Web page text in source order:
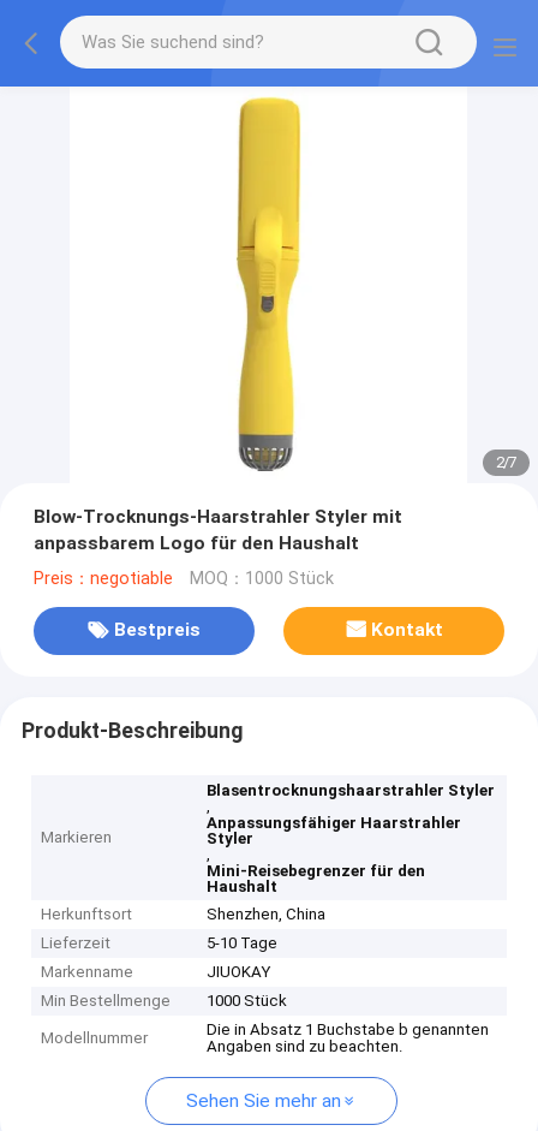
2/7
Blow-Trocknungs-Haarstrahler Styler mit
anpassbarem Logo für den Haushalt
Preis：negotiable MOQ：1000 Stück
Bestpreis Kontakt
Produkt-Beschreibung
Markieren
Blasentrocknungshaarstrahler Styler
,
Anpassungsfähiger Haarstrahler
Styler
,
Mini-Reisebegrenzer für den
Haushalt
Herkunftsort
Shenzhen, China
Lieferzeit
5-10 Tage
Markenname
JIUOKAY
Min Bestellmenge
1000 Stück
Modellnummer
Die in Absatz 1 Buchstabe b genannten
Angaben sind zu beachten.
Sehen Sie mehr an